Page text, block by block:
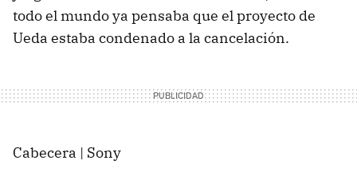
todo el mundo ya pensaba que el proyecto de
Ueda estaba condenado a la cancelación.
Cabecera | Sony